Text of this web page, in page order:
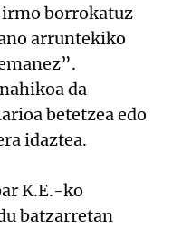
borrokatuz
arruntekiko
da
betetzea edo
idaztea.
K.E.-ko
batzarretan